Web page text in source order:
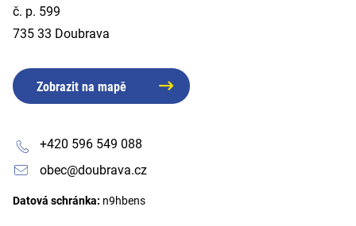
č. p. 599
735 33 Doubrava
Zobrazit na mapě
+420 596 549 088
obec@doubrava.cz
Datová schránka: n9hbens